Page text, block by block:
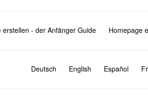
erstellen - der Anfänger Guide Homepage
Deutsch English Español